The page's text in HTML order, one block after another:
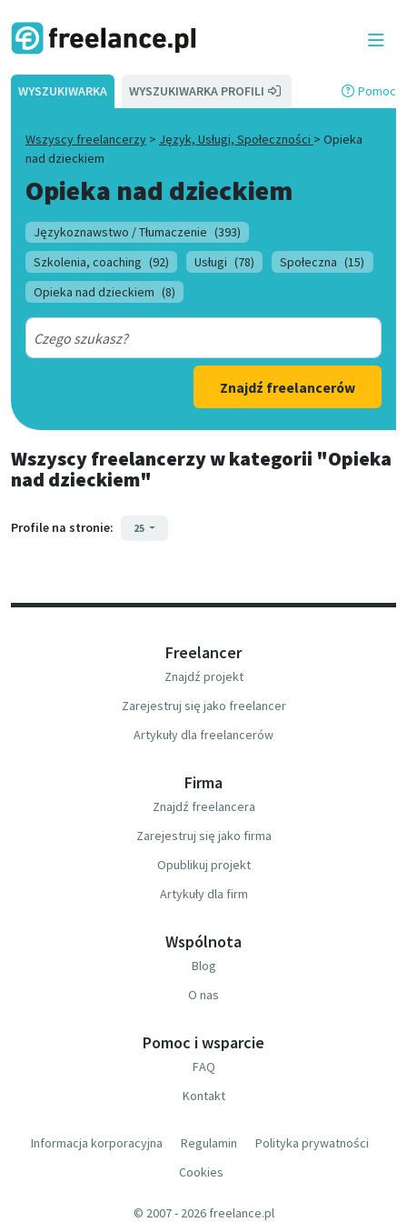
WYSZUKIWARKA WYSZUKIWARKA PROFILI Pomoc
Wszyscy freelancerzy > Język, Usługi, Społeczności > Opieka
nad dzieckiem
Opieka nad dzieckiem
Językoznawstwo / Tłumaczenie (393)
Szkolenia, coaching (92) Usługi (78) Społeczna (15)
Opieka nad dzieckiem (8)
Znajdź freelancerów
Wszyscy freelancerzyw kategorii "Opieka
nad dzieckiem"
Profile na stronie: 25
Freelancer
Znajdź projekt
Zarejestruj się jako freelancer
Artykuły dla freelancerów
Firma
Znajdź freelancera
Zarejestruj się jako firma
Opublikuj projekt
Artykuły dla firm
Wspólnota
Blog
O nas
Pomoc i wsparcie
FAQ
Kontakt
Informacja korporacyjna Regulamin
Polityka prywatności
Cookies
© 2007 - 2026 freelance.pl